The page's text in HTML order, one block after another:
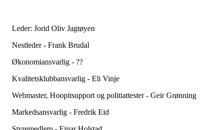
Leder: Jorid Oliv Jagtøyen
Nestleder - Frank Brudal
Økonomiansvarlig - ??
Kvalitetsklubbansvarlig - Eli Vinje
Webmaster, Hoopitsupport og politiattester - Geir Grønning
Markedsansvarlig - Fredrik Eid